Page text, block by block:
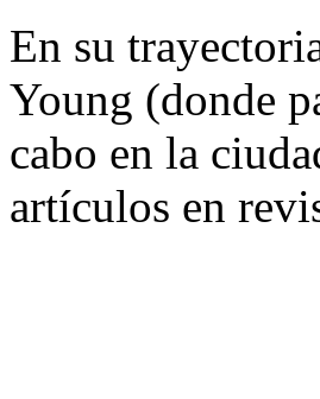
En su
Young (donde
cabo en la
artículos en